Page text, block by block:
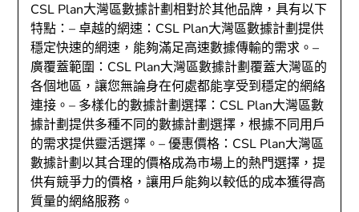
CSL Plan大灣區數據計劃相對於其他品牌，具有以下
特點：– 卓越的網速：CSL Plan大灣區數據計劃提供
穩定快速的網速，能夠滿足高速數據傳輸的需求。–
廣覆蓋範圍：CSL Plan大灣區數據計劃覆蓋大灣區的
各個地區，讓您無論身在何處都能享受到穩定的網絡
連接。– 多樣化的數據計劃選擇：CSL Plan大灣區數
據計劃提供多種不同的數據計劃選擇，根據不同用戶
的需求提供靈活選擇。– 優惠價格：CSL Plan大灣區
數據計劃以其合理的價格成為市場上的熱門選擇，提
供有競爭力的價格，讓用戶能夠以較低的成本獲得高
質量的網絡服務。